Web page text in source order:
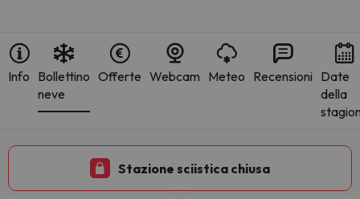
Info Bollettino
neve
Offerte Webcam Meteo Recensioni Date
della
Stazione sciistica chiusa